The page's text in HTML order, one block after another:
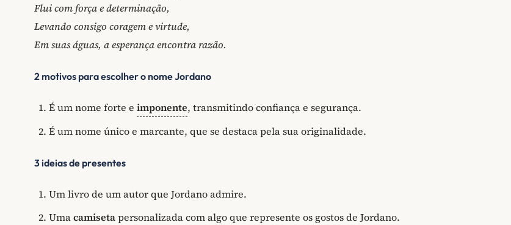
Flui com força e determinação,
Levando consigo coragem e virtude,
Em suas águas, a esperança encontra razão.
2 motivos para escolher o nome Jordano
É um nome forte e imponente, transmitindo confiança e segurança.
É um nome único e marcante, que se destaca pela sua originalidade.
3 ideias de presentes
Um livro de um autor que Jordano admire.
Umacamisetapersonalizada com algo que represente os gostos de Jordano.